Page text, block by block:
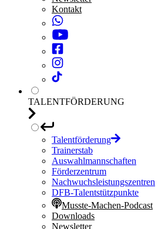
Kontakt
TALENTFÖRDERUNG
Talentförderung
Trainerstab
Auswahlmannschaften
Förderzentrum
Nachwuchsleistungszentren
DFB-Talentstützpunkte
Musste-Machen-Podcast
Downloads
Newsletter